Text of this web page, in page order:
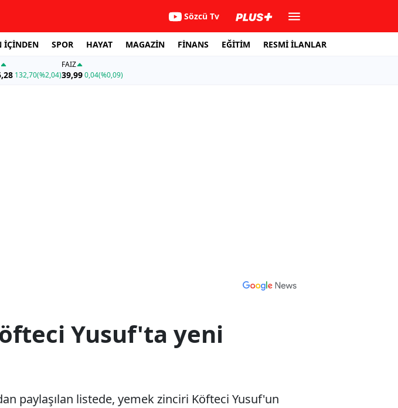
Sözcü Tv
İÇİNDEN SPOR HAYAT MAGAZİN FİNANS EĞİTİM RESMİ İLANLAR
132,70(%2,04)
FAİZ
39,990,04(%0,09)
Yusuf'ta yeni
paylaşılan listede, yemek zinciri Köfteci Yusuf'un